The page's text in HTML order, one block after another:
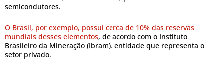
semicondutores.
O Brasil, por exemplo, possui cerca de 10% das reservas
mundiais desses elementos, de acordo com o Instituto
Brasileiro da Mineração (Ibram), entidade que representa o
setor privado.